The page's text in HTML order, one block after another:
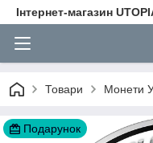
Інтернет-магазин
Товари Монети
Подарунок